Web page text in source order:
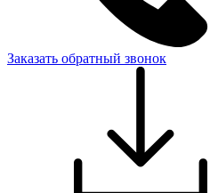
Заказать обратный звонок